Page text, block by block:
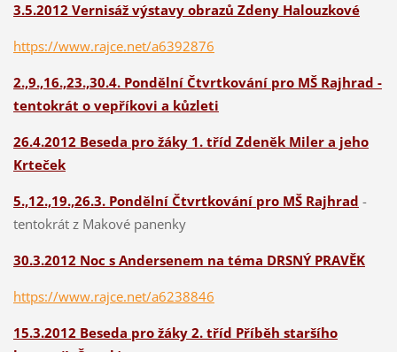
3.5.2012 Vernisáž výstavy obrazů Zdeny Halouzkové
https://www.rajce.net/a6392876
2.,9.,16.,23.,30.4. Pondělní Čtvrtkování pro MŠ Rajhrad -
tentokrát o vepříkovi a kůzleti
26.4.2012 Beseda pro žáky 1. tříd Zdeněk Miler a jeho
Krteček
5.,12.,19.,26.3. Pondělní Čtvrtkování pro MŠ Rajhrad -
tentokrát z Makové panenky
30.3.2012 Noc s Andersenem na téma DRSNÝ PRAVĚK
https://www.rajce.net/a6238846
15.3.2012 Beseda pro žáky 2. tříd Příběh staršího